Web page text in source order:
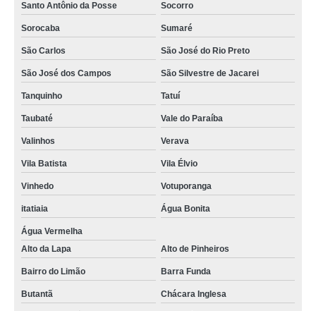
Santo Antônio da Posse Socorro
Sorocaba Sumaré
São Carlos São José do Rio Preto
São José dos Campos São Silvestre de Jacarei
Tanquinho Tatuí
Taubaté Vale do Paraíba
Valinhos Verava
Vila Batista Vila Élvio
Vinhedo Votuporanga
itatiaia Água Bonita
Água Vermelha
Alto da Lapa
Alto de Pinheiros
Bairro do Limão Barra Funda
Butantã Chácara Inglesa